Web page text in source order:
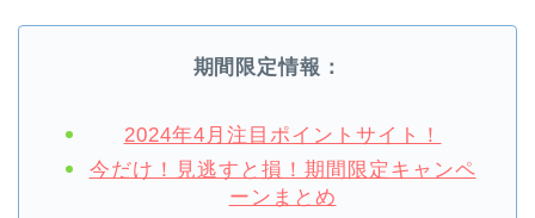
期間限定情報：
2024年4月注目ポイントサイト！
今だけ！見逃すと損！期間限定キャンペ
ーンまとめ